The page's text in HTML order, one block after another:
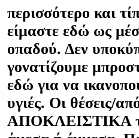
περισσότερο και
είμαστε εδώ ως
οπαδού. Δεν
γονατίζουμε
εδώ για να
υγιές. Οι θέσεις/
ΑΠΟΚΛΕΙΣΤΙΚΑ τα